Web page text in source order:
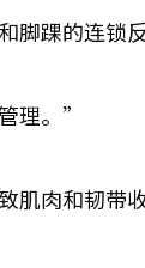
踝的连锁反
理。”
肉和韧带